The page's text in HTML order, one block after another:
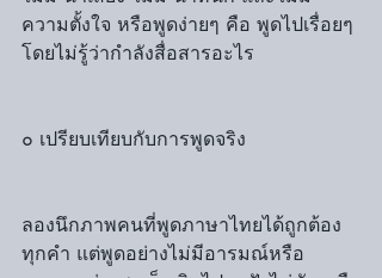
ความตั้งใจ หรือพูดง่ายๆ คือ พูดไปเรื่อยๆ
โดยไม่รู้ว่ากำลังสื่อสารอะไร
๐ เปรียบเทียบกับการพูดจริง
ลองนึกภาพคนที่พูดภาษาไทยได้ถูกต้อง
ทุกคำ แต่พูดอย่างไม่มีอารมณ์หรือ